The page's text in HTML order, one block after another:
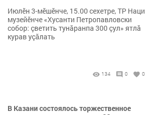
Июлӗн 3-мӗшӗнче, 15.00 сехетре, ТР Наци
музейӗнче «Хусанти Петропавловски
собор: çветить тунăранпа 300 çул» ятлӑ
курав уçӑлать
134 0 0
В Казани состоялось торжественное